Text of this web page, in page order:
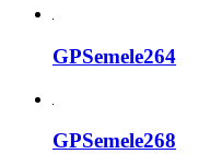
GPSemele264
GPSemele268